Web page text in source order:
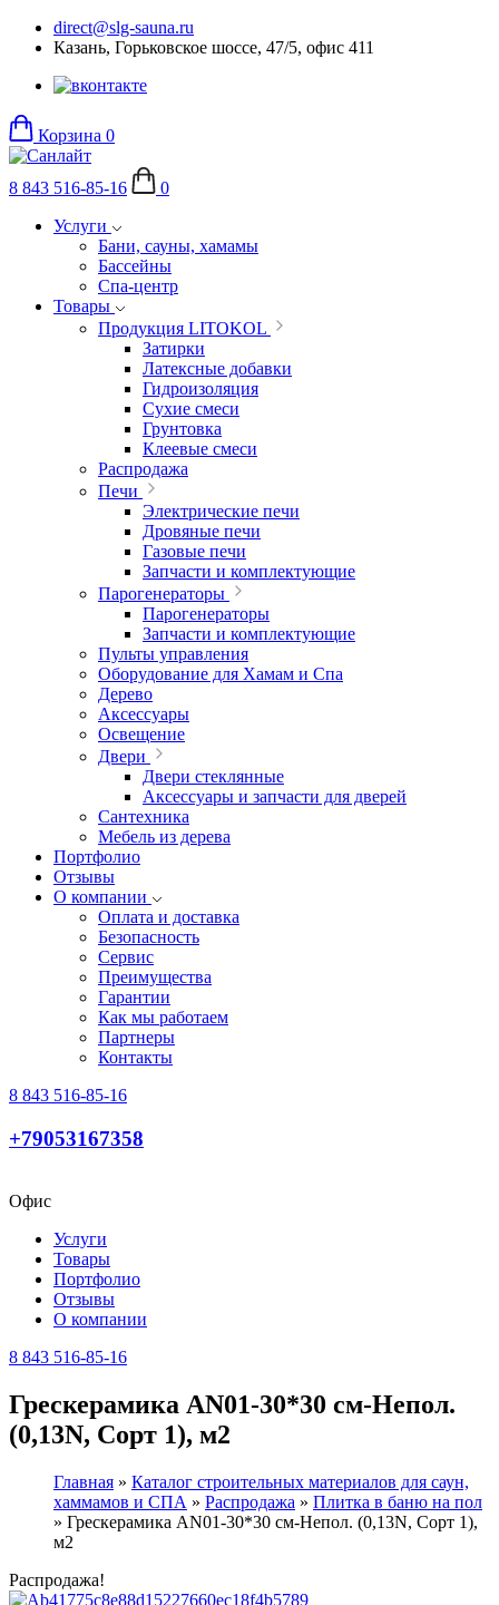
direct@slg-sauna.ru
Казань, Горьковское шоссе, 47/5, офис 411
Корзина 0
8 843 516-85-16
0
Услуги
Бани, сауны, хамамы
Бассейны
Спа-центр
Товары
Продукция LITOKOL
Затирки
Латексные добавки
Гидроизоляция
Сухие смеси
Грунтовка
Клеевые смеси
Распродажа
Печи
Электрические печи
Дровяные печи
Газовые печи
Запчасти и комплектующие
Парогенераторы
Парогенераторы
Запчасти и комплектующие
Пульты управления
Оборудование для Хамам и Спа
Дерево
Аксессуары
Освещение
Двери
Двери стеклянные
Аксессуары и запчасти для дверей
Сантехника
Мебель из дерева
Портфолио
Отзывы
О компании
Оплата и доставка
Безопасность
Сервис
Преимущества
Гарантии
Как мы работаем
Партнеры
Контакты
8 843 516-85-16
+79053167358
Офис
Услуги
Товары
Портфолио
Отзывы
О компании
8 843 516-85-16
Грескерамика AN01-30*30 см-Непол.
(0,13N, Сорт 1), м2
Главная » Каталог строительных материалов для саун,
хаммамов и СПА » Распродажа » Плитка в баню на пол
» Грескерамика AN01-30*30 см-Непол. (0,13N, Сорт 1),
м2
Распродажа!